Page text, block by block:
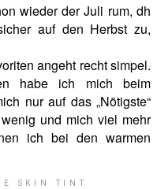
wieder der Juli rum, dh
auf den Herbst zu,
angeht recht simpel.
habe ich mich beim
nur auf das „Nötigste“
und mich viel mehr
ich bei den warmen
SKIN TINT